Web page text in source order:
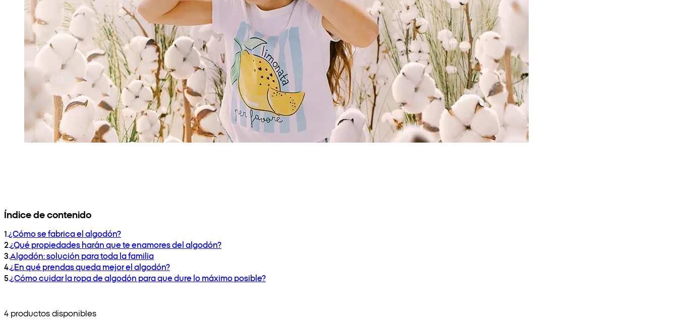
Índice de contenido
1.¿Cómo se fabrica el algodón?
2.¿Qué propiedades harán que te enamores del algodón?
3.Algodón: solución para toda la familia
4.¿En qué prendas queda mejor el algodón?
5.¿Cómo cuidar la ropa de algodón para que dure lo máximo posible?
4 productos disponibles